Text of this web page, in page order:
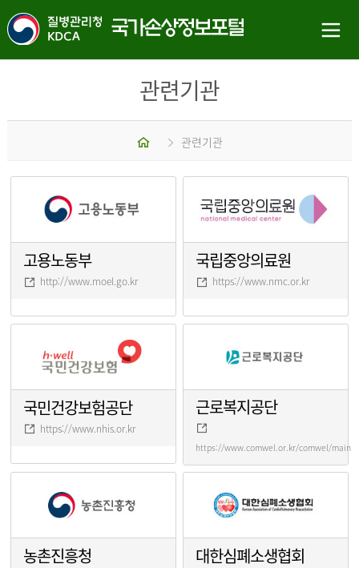
관련기관
홈 관련기관
고용노동부
http://www.moel.go.kr
국립중앙의료원
https://www.nmc.or.kr
국민건강보험공단
https://www.nhis.or.kr
근로복지공단
https://www.comwel.or.kr/comwel/
농촌진흥청 대한심폐소생협회